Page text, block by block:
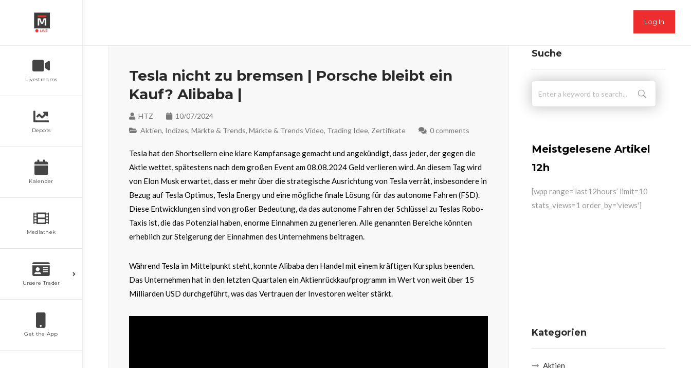
Log In
Livestreams
Depots
Kalender
Mediathek
Unsere Trader
Get the App
Tesla nicht zu bremsen | Porsche bleibt ein
Kauf? Alibaba |
HTZ
10/07/2024
Aktien, Indizes, Märkte & Trends, Märkte & Trends Video, Trading Idee, Zertifikate 0 comments
Tesla hat den Shortsellern eine klare Kampfansage gemacht und angekündigt, dass jeder, der gegen die
Aktie wettet, spätestens nach dem großen Event am 08.08.2024 Geld verlieren wird. An diesem Tag wird
von Elon Musk erwartet, dass er mehr über die strategische Ausrichtung von Tesla verrät, insbesondere in
Bezug auf Tesla Optimus, Tesla Energy und eine mögliche finale Lösung für das autonome Fahren (FSD).
Diese Entwicklungen sind von großer Bedeutung, da das autonome Fahren der Schlüssel zu Teslas Robo-
Taxis ist, die das Potenzial haben, enorme Einnahmen zu generieren. Alle genannten Bereiche könnten
erheblich zur Steigerung der Einnahmen des Unternehmens beitragen.
Während Tesla im Mittelpunkt steht, konnte Alibaba den Handel mit einem kräftigen Kursplus beenden.
Das Unternehmen hat in den letzten Quartalen ein Aktienrückkaufprogramm im Wert von weit über 15
Milliarden USD durchgeführt, was das Vertrauen der Investoren weiter stärkt.
Suche
Meistgelesene Artikel
12h
[wpp range='last12hours’ limit=10
stats_views=1 order_by='views']
Kategorien
Aktien